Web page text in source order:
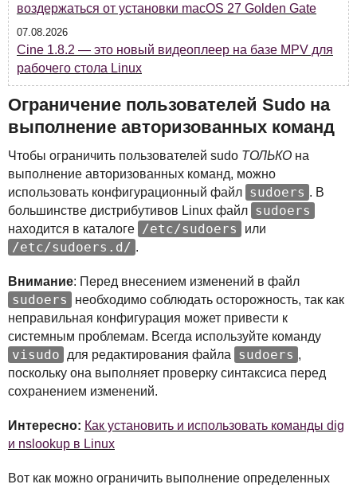
воздержаться от установки macOS 27 Golden Gate
07.08.2026
Cine 1.8.2 — это новый видеоплеер на базе MPV для
рабочего стола Linux
Ограничение пользователей Sudo на
выполнение авторизованных команд
Чтобы ограничить пользователей sudo ТОЛЬКО на
выполнение авторизованных команд, можно
использовать конфигурационный файл sudoers . В
большинстве дистрибутивов Linux файл sudoers
находится в каталоге /etc/sudoers или
/etc/sudoers.d/ .
Внимание: Перед внесением изменений в файл
sudoers
необходимо соблюдать осторожность, так как
неправильная конфигурация может привести к
системным проблемам. Всегда используйте команду
visudo для редактирования файла sudoers ,
поскольку она выполняет проверку синтаксиса перед
сохранением изменений.
Интересно: Как установить и использовать команды dig
и nslookup в Linux
Вот как можно ограничить выполнение определенных